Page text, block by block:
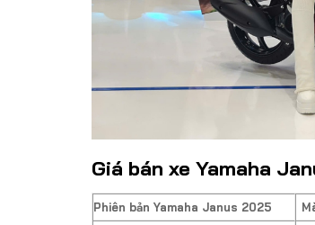
Giá bán xe Yamaha
Phiên bản Yamaha Janus 2025